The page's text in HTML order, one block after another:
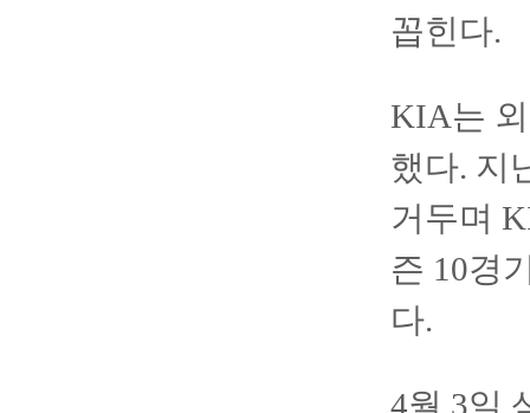
꼽힌다.
KIA는
했다. 지
거두며
즌 10경
다.
4월 3일